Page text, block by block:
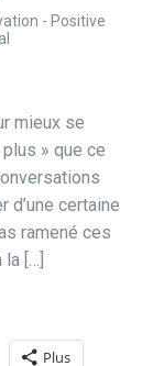
- Positive
mieux se
» que ce
d’une certaine
ramené ces
[…]
Plus